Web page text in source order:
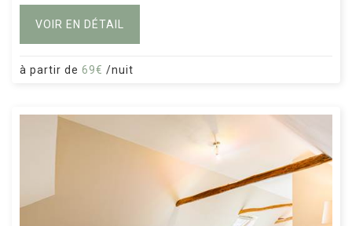
VOIR EN DÉTAIL
à partir de 69€ /nuit